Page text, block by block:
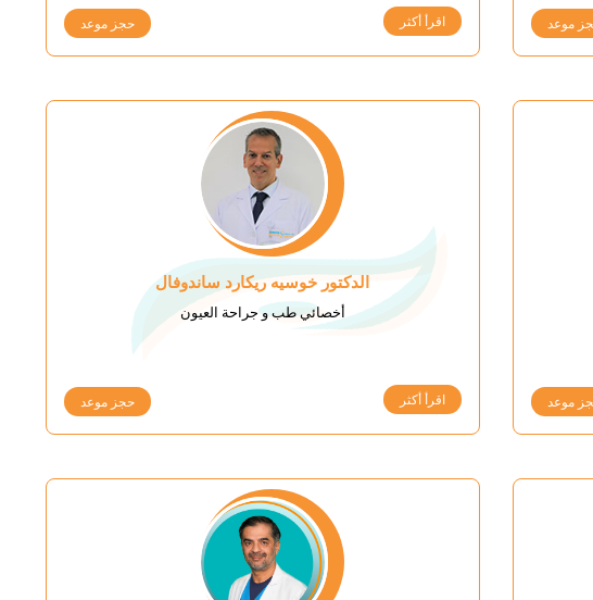
موعد اقرأ أكثر حجز موعد
موعد
الدكتور خوسيه ريكارد ساندوفال
أخصائي طب و جراحة العيون
اقرأ أكثر حجز موعد